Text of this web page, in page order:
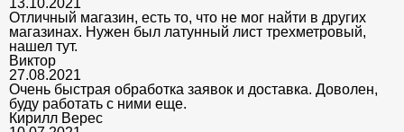
Отличный магазин, есть то, что не мог найти в других
магазинах. Нужен был латунный лист трехметровый,
нашел тут.
Виктор
27.08.2021
Очень быстрая обработка заявок и доставка. Доволен,
буду работать с ними еще.
Кирилл Верес